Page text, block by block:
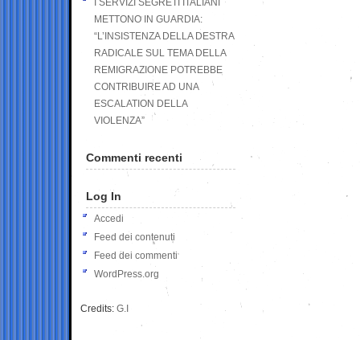
I SERVIZI SEGRETI ITALIANI
METTONO IN GUARDIA:
“L’INSISTENZA DELLA DESTRA
RADICALE SUL TEMA DELLA
REMIGRAZIONE POTREBBE
CONTRIBUIRE AD UNA
ESCALATION DELLA
VIOLENZA”
Commenti recenti
Log In
Accedi
Feed dei contenuti
Feed dei commenti
WordPress.org
Credits: G.I